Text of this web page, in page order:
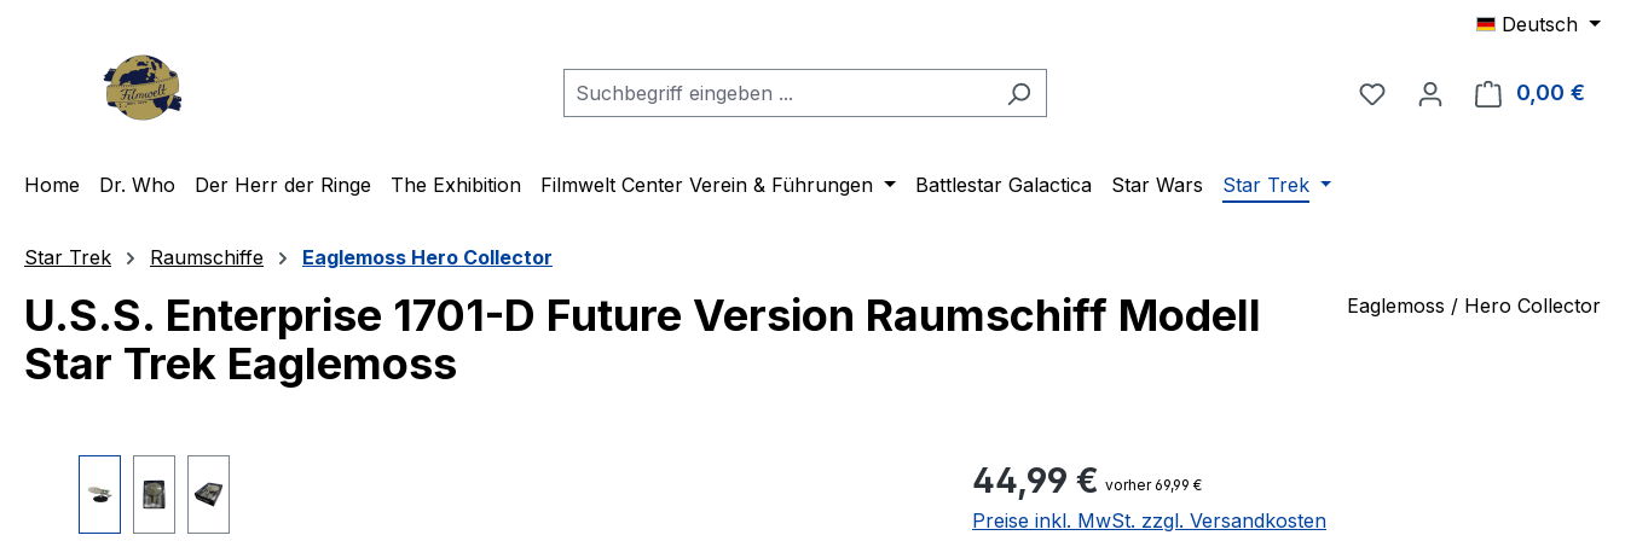
Deutsch
Du hast 0 Produkte auf
0,00 €
Home Dr. Who Der Herr der Ringe The Exhibition Filmwelt Center Verein & Führungen Battlestar Galactica Star Wars Star Trek
Star Trek Raumschiffe Eaglemoss Hero Collector
U.S.S. Enterprise 1701-D Future Version Raumschiff Modell
Star Trek Eaglemoss
Eaglemoss / Hero Collector
Regulärer Preis:
44,99 € vorher 69,99 €
Preise inkl. MwSt. zzgl. Versandkosten